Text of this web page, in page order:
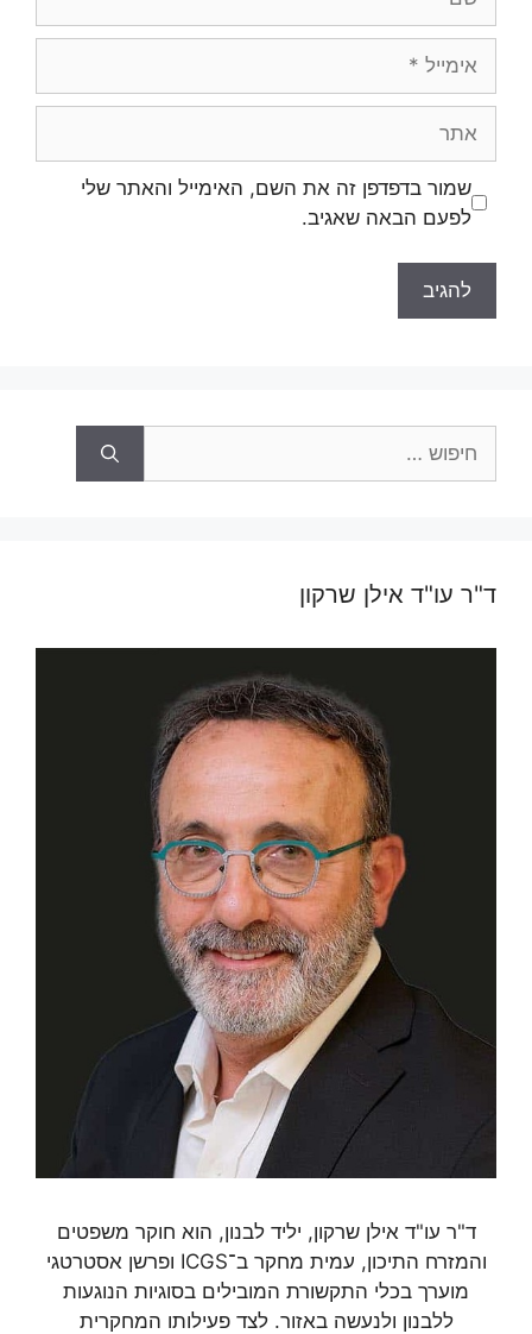
שמור בדפדפן זה את השם, האימייל והאתר שלי
לפעם הבאה שאגיב.
ד"ר עו"ד אילן שרקון
ד"ר עו"ד אילן שרקון, יליד לבנון, הוא חוקר משפטים
והמזרח התיכון, עמית מחקר ב־ICGS ופרשן אסטרטגי
מוערך בכלי התקשורת המובילים בסוגיות הנוגעות
ללבנון ולנעשה באזור. לצד פעילותו המחקרית